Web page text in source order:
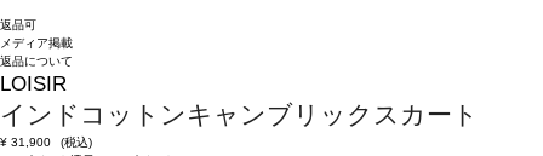
返品可
メディア掲載
返品について
LOISIR
インドコットンキャンブリックスカート
¥ 31,900
(税込)